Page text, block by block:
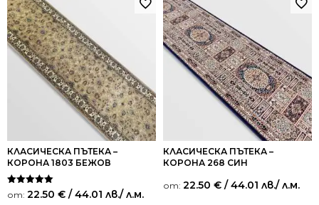
КЛАСИЧЕСКА ПЪТЕКА –
КОРОНА 1803 БЕЖОВ
Оценено на
5.00
от: 22.50 € / 44.01 лв./ л.м.
КЛАСИЧЕСКА ПЪТЕКА –
КОРОНА 268 СИН
от: 22.50 € / 44.01 лв./ л.м.